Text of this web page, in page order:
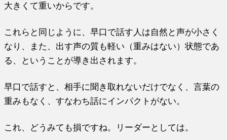
大きくて重いからです。
これらと同じように、早口で話す人は自然と声が小さく
なり、また、出す声の質も軽い（重みはない）状態であ
る、ということが導き出されます。
早口で話すと、相手に聞き取れないだけでなく、言葉の
重みもなく、すなわち話にインパクトがない。
これ、どうみても損ですね。リーダーとしては。